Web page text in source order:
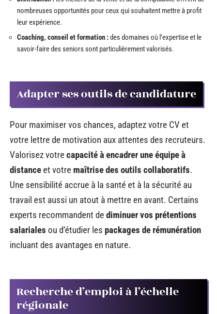
nombreuses opportunités pour ceux qui souhaitent mettre à profit
leur expérience.
Coaching, conseil et formation :des domaines où l’expertise et le
savoir-faire des seniors sont particulièrement valorisés.
Adapter ses outils de candidature
Pour maximiser vos chances, adaptez votre CV et
votre lettre de motivation aux attentes des recruteurs.
Valorisez votrecapacité à encadrer une équipe à
distance et votre maîtrise des outils collaboratifs.
Une sensibilité accrue à la santé et à la sécurité au
travail est aussi un atout à mettre en avant. Certains
experts recommandent dediminuer vos prétentions
salariales ou d’étudier les packages de rémunération
incluant des avantages en nature.
Recherche d’emploi à l’échelle
régionale